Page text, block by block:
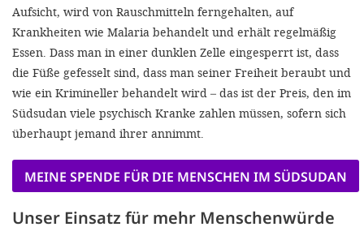
Aufsicht, wird von Rauschmitteln ferngehalten, auf
Krankheiten wie Malaria behandelt und erhält regelmäßig
Essen. Dass man in einer dunklen Zelle eingesperrt ist, dass
die Füße gefesselt sind, dass man seiner Freiheit beraubt und
wie ein Krimineller behandelt wird – das ist der Preis, den im
Südsudan viele psychisch Kranke zahlen müssen, sofern sich
überhaupt jemand ihrer annimmt.
MEINE SPENDE FÜR DIE MENSCHEN IM SÜDSUDAN
Unser Einsatz für mehr Menschenwürde